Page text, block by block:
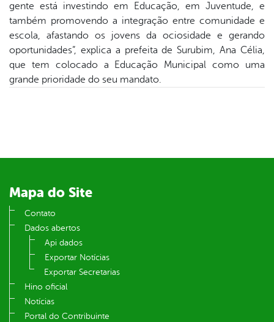
gente está investindo em Educação, em Juventude, e
também promovendo a integração entre comunidade e
escola, afastando os jovens da ociosidade e gerando
oportunidades”, explica a prefeita de Surubim, Ana Célia,
que tem colocado a Educação Municipal como uma
grande prioridade do seu mandato.
Mapa do Site
Contato
Dados abertos
Api dados
Exportar Notícias
Exportar Secretarias
Hino oficial
Notícias
Portal do Contribuinte